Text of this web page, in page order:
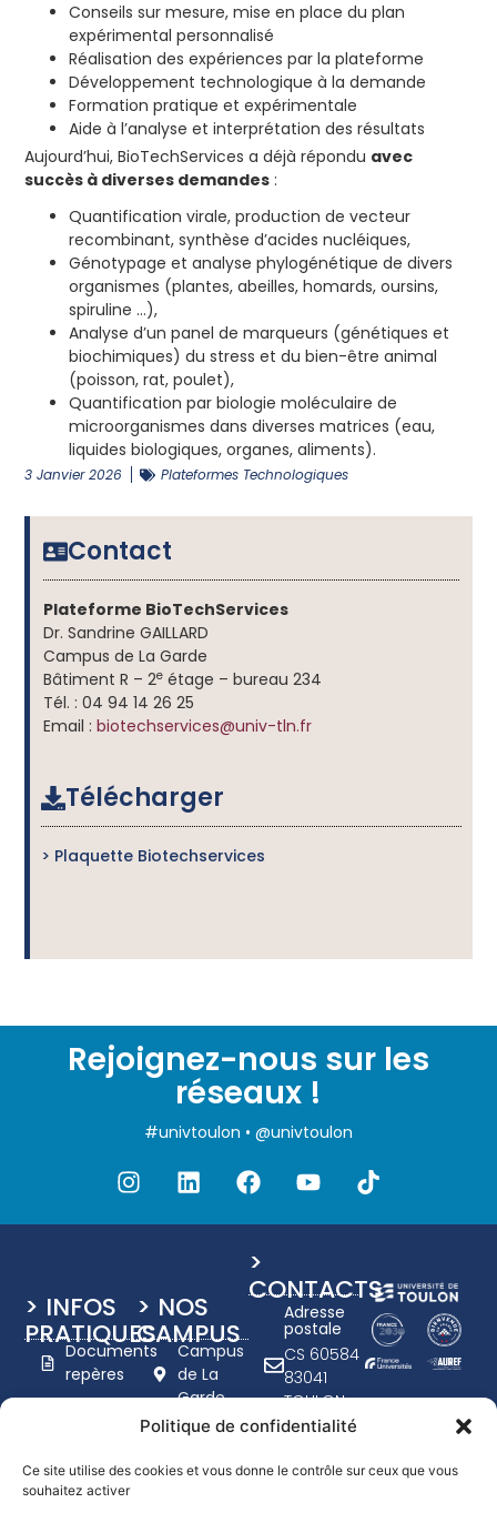
Politique de confidentialité
Ce site utilise des cookies et vous donne le contrôle sur ceux que vous
souhaitez activer
Conseils sur mesure, mise en place du plan
expérimental personnalisé
Réalisation des expériences par la plateforme
Développement technologique à la demande
Formation pratique et expérimentale
Aide à l’analyse et interprétation des résultats
Aujourd’hui, BioTechServices a déjà répondu avec
succès à diverses demandes :
Quantification virale, production de vecteur
recombinant, synthèse d’acides nucléiques,
Génotypage et analyse phylogénétique de divers
organismes (plantes, abeilles, homards, oursins,
spiruline …),
Analyse d’un panel de marqueurs (génétiques et
biochimiques) du stress et du bien-être animal
(poisson, rat, poulet),
Quantification par biologie moléculaire de
microorganismes dans diverses matrices (eau,
liquides biologiques, organes, aliments).
3 Janvier 2026 Plateformes Technologiques
Contact
Plateforme BioTechServices
Dr. Sandrine GAILLARD
Campus de La Garde
Bâtiment R – 2e étage – bureau 234
Tél. : 04 94 14 26 25
Email :biotechservices@univ-tln.fr
Télécharger
> Plaquette Biotechservices
Rejoignez-nous sur les
réseaux !
#univtoulon • @univtoulon
>
CONTACTS
Adresse
postale
CS 60584
83041
TOULON
CEDEX 9
94 14 20
> NOS
CAMPUS
Campus
de La
Garde
Campus
- Porte
> INFOS
PRATIQUES
Documents
repères
graphique
Nous